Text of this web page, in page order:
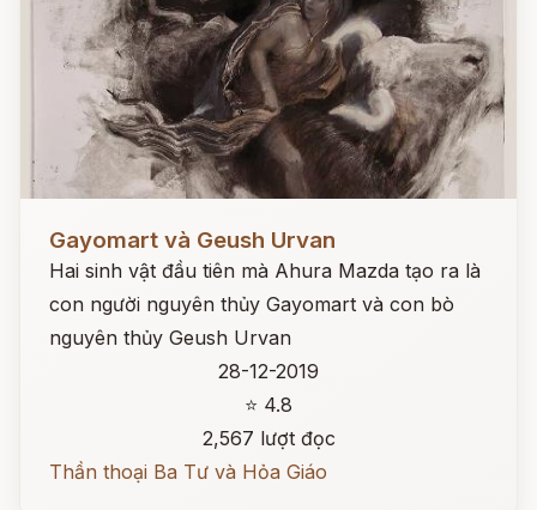
Gayomart và Geush Urvan
Hai sinh vật đầu tiên mà Ahura Mazda tạo ra là
con người nguyên thủy Gayomart và con bò
nguyên thủy Geush Urvan
28-12-2019
⭐ 4.8
2,567 lượt đọc
Thần thoại Ba Tư và Hỏa Giáo